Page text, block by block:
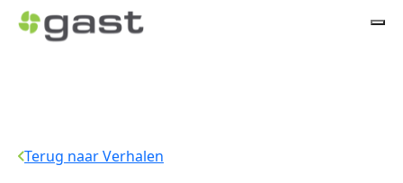
Terug naar Verhalen